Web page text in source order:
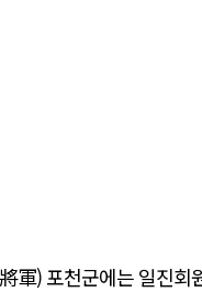
軍) 포천군에는 일진